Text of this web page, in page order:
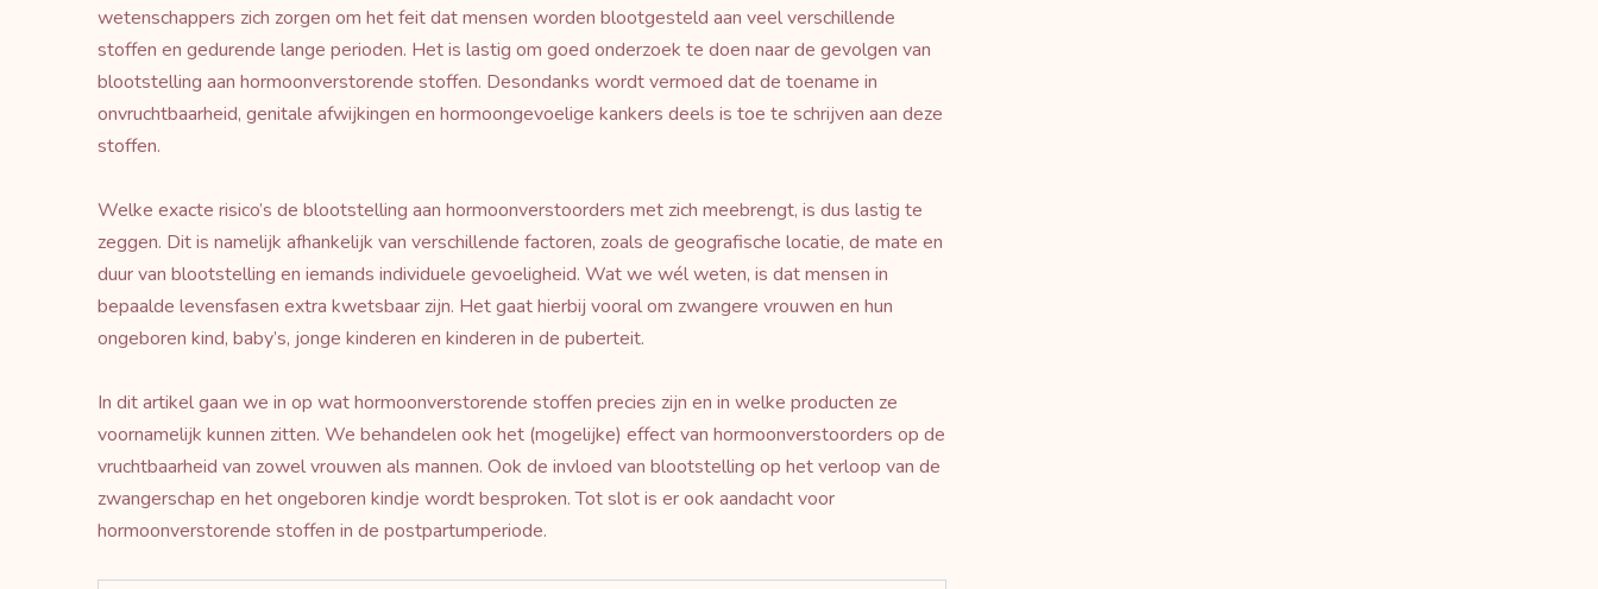
wetenschappers zich zorgen om het feit dat mensen worden blootgesteld aan veel verschillende
stoffen en gedurende lange perioden. Het is lastig om goed onderzoek te doen naar de gevolgen van
blootstelling aan hormoonverstorende stoffen. Desondanks wordt vermoed dat de toename in
onvruchtbaarheid, genitale afwijkingen en hormoongevoelige kankers deels is toe te schrijven aan deze
stoffen.
Welke exacte risico’s de blootstelling aan hormoonverstoorders met zich meebrengt, is dus lastig te
zeggen. Dit is namelijk afhankelijk van verschillende factoren, zoals de geografische locatie, de mate en
duur van blootstelling en iemands individuele gevoeligheid. Wat we wél weten, is dat mensen in
bepaalde levensfasen extra kwetsbaar zijn. Het gaat hierbij vooral om zwangere vrouwen en hun
ongeboren kind, baby’s, jonge kinderen en kinderen in de puberteit.
In dit artikel gaan we in op wat hormoonverstorende stoffen precies zijn en in welke producten ze
voornamelijk kunnen zitten. We behandelen ook het (mogelijke) effect van hormoonverstoorders op de
vruchtbaarheid van zowel vrouwen als mannen. Ook de invloed van blootstelling op het verloop van de
zwangerschap en het ongeboren kindje wordt besproken. Tot slot is er ook aandacht voor
hormoonverstorende stoffen in de postpartumperiode.